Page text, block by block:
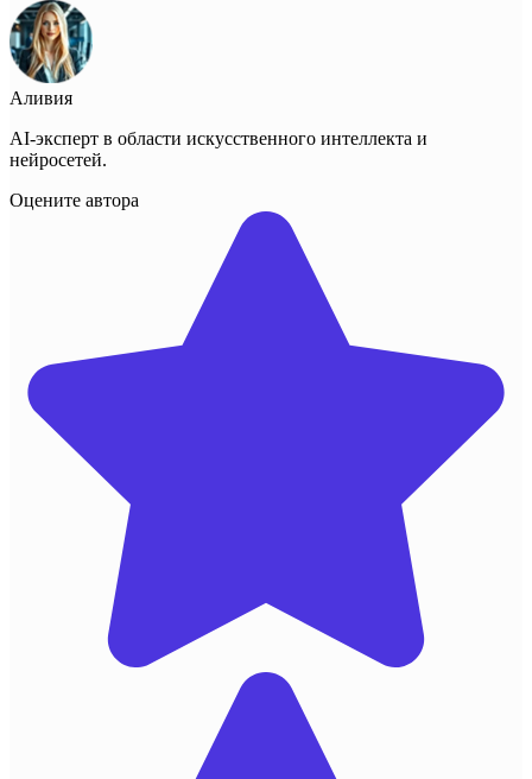
Аливия
AI-эксперт в области искусственного интеллекта и
нейросетей.
Оцените автора